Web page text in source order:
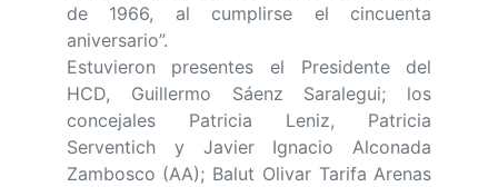
de 1966, al cumplirse el cincuenta
aniversario”.
Estuvieron presentes el Presidente del
HCD, Guillermo Sáenz Saralegui; los
concejales Patricia Leniz, Patricia
Serventich y Javier Ignacio Alconada
Zambosco (AA); Balut Olivar Tarifa Arenas